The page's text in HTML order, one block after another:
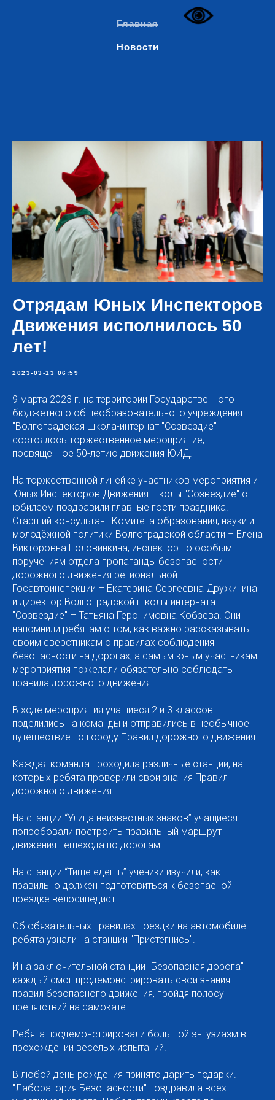
Главная
Новости
Отрядам Юных Инспекторов
Движения исполнилось 50
лет!
2023-03-13 06:59
9 марта 2023 г. на территории Государственного
бюджетного общеобразовательного учреждения
"Волгоградская школа-интернат "Созвездие"
состоялось торжественное мероприятие,
посвященное 50-летию движения ЮИД.
На торжественной линейке участников мероприятия и
Юных Инспекторов Движения школы "Созвездие" с
юбилеем поздравили главные гости праздника.
Старший консультант Комитета образования, науки и
молодёжной политики Волгоградской области – Елена
Викторовна Половинкина, инспектор по особым
поручениям отдела пропаганды безопасности
дорожного движения региональной
Госавтоинспекции – Екатерина Сергеевна Дружинина
и директор Волгоградской школы-интерната
"Созвездие" – Татьяна Геронимовна Кобзева. Они
напомнили ребятам о том, как важно рассказывать
своим сверстникам о правилах соблюдения
безопасности на дорогах, а самым юным участникам
мероприятия пожелали обязательно соблюдать
правила дорожного движения.
В ходе мероприятия учащиеся 2 и 3 классов
поделились на команды и отправились в необычное
путешествие по городу Правил дорожного движения.
Каждая команда проходила различные станции, на
которых ребята проверили свои знания Правил
дорожного движения.
На станции “Улица неизвестных знаков” учащиеся
попробовали построить правильный маршрут
движения пешехода по дорогам.
На станции “Тише едешь” ученики изучили, как
правильно должен подготовиться к безопасной
поездке велосипедист.
Об обязательных правилах поездки на автомобиле
ребята узнали на станции "Пристегнись".
И на заключительной станции "Безопасная дорога"
каждый смог продемонстрировать свои знания
правил безопасного движения, пройдя полосу
препятствий на самокате.
Ребята продемонстрировали большой энтузиазм в
прохождении веселых испытаний!
В любой день рождения принято дарить подарки.
"Лаборатория Безопасности" поздравила всех